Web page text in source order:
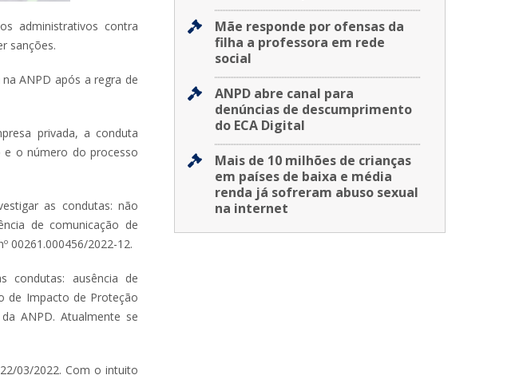
administrativos contra
sanções.
ANPD após a regra de
privada, a conduta
o número do processo
as condutas: não
de comunicação de
00261.000456/2022-12.
condutas: ausência de
de Impacto de Proteção
ANPD. Atualmente se
03/2022. Com o intuito
Mãe responde por ofensas da
filha a professora em rede
social
ANPD abre canal para
denúncias de descumprimento
do ECA Digital
Mais de 10 milhões de crianças
em países de baixa e média
renda já sofreram abuso sexual
na internet